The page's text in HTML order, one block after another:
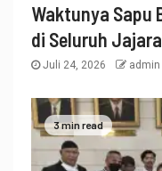
Waktunya Sapu
di Seluruh
Juli 24, 2026 admin
3 min read